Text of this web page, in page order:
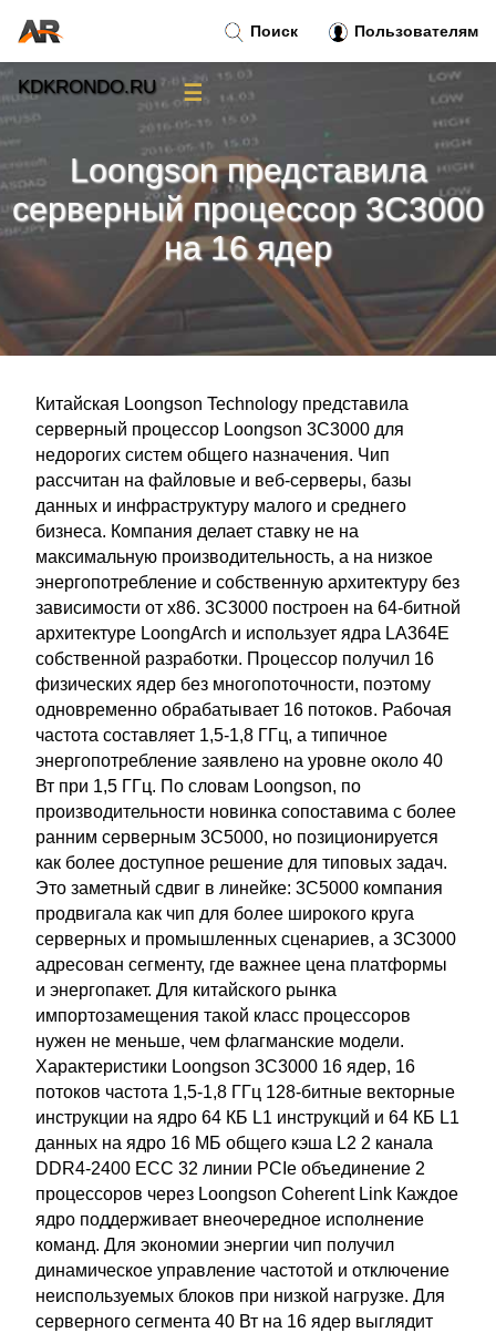
Loongson представила
серверный процессор 3C3000
на 16 ядер
Китайская Loongson Technology представила
серверный процессор Loongson 3C3000 для
недорогих систем общего назначения. Чип
рассчитан на файловые и веб-серверы, базы
данных и инфраструктуру малого и среднего
бизнеса. Компания делает ставку не на
максимальную производительность, а на низкое
энергопотребление и собственную архитектуру без
зависимости от x86. 3C3000 построен на 64-битной
архитектуре LoongArch и использует ядра LA364E
собственной разработки. Процессор получил 16
физических ядер без многопоточности, поэтому
одновременно обрабатывает 16 потоков. Рабочая
частота составляет 1,5-1,8 ГГц, а типичное
энергопотребление заявлено на уровне около 40
Вт при 1,5 ГГц. По словам Loongson, по
производительности новинка сопоставима с более
ранним серверным 3C5000, но позиционируется
как более доступное решение для типовых задач.
Это заметный сдвиг в линейке: 3C5000 компания
продвигала как чип для более широкого круга
серверных и промышленных сценариев, а 3C3000
адресован сегменту, где важнее цена платформы
и энергопакет. Для китайского рынка
импортозамещения такой класс процессоров
нужен не меньше, чем флагманские модели.
Характеристики Loongson 3C3000 16 ядер, 16
потоков частота 1,5-1,8 ГГц 128-битные векторные
инструкции на ядро 64 КБ L1 инструкций и 64 КБ L1
данных на ядро 16 МБ общего кэша L2 2 канала
DDR4-2400 ECC 32 линии PCIe объединение 2
процессоров через Loongson Coherent Link Каждое
ядро поддерживает внеочередное исполнение
команд. Для экономии энергии чип получил
динамическое управление частотой и отключение
неиспользуемых блоков при низкой нагрузке. Для
серверного сегмента 40 Вт на 16 ядер выглядит
Поиск Пользователям
KDKRONDO.RU ☰
Тренды новостей»
Правила»